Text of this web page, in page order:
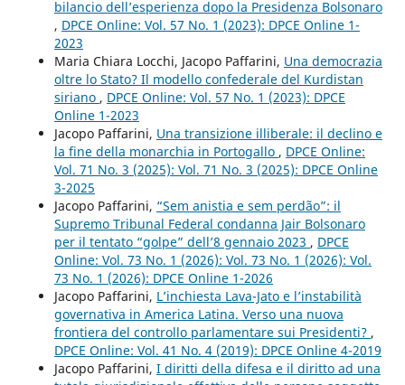
bilancio dell’esperienza dopo la Presidenza Bolsonaro
, DPCE Online: Vol. 57 No. 1 (2023): DPCE Online 1-
2023
Maria Chiara Locchi, Jacopo Paffarini, Una democrazia
oltre lo Stato? Il modello confederale del Kurdistan
siriano , DPCE Online: Vol. 57 No. 1 (2023): DPCE
Online 1-2023
Jacopo Paffarini, Una transizione illiberale: il declino e
la fine della monarchia in Portogallo , DPCE Online:
Vol. 71 No. 3 (2025): Vol. 71 No. 3 (2025): DPCE Online
3-2025
Jacopo Paffarini, “Sem anistia e sem perdão”: il
Supremo Tribunal Federal condanna Jair Bolsonaro
per il tentato “golpe” dell’8 gennaio 2023 , DPCE
Online: Vol. 73 No. 1 (2026): Vol. 73 No. 1 (2026): Vol.
73 No. 1 (2026): DPCE Online 1-2026
Jacopo Paffarini, L’inchiesta Lava-Jato e l’instabilità
governativa in America Latina. Verso una nuova
frontiera del controllo parlamentare sui Presidenti? ,
DPCE Online: Vol. 41 No. 4 (2019): DPCE Online 4-2019
Jacopo Paffarini, I diritti della difesa e il diritto ad una